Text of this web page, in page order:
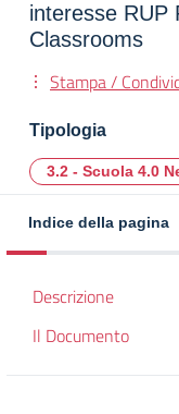
interesse RUP
Classrooms
Stampa /
Tipologia
3.2 - Scuola 4.0
Indice della pagina
Descrizione
Il Documento